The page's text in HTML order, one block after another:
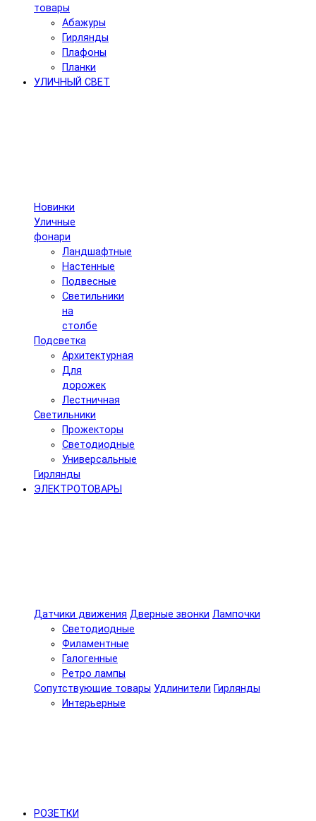
товары
Абажуры
Гирлянды
Плафоны
Планки
УЛИЧНЫЙ СВЕТ
Новинки
Уличные
фонари
Ландшафтные
Настенные
Подвесные
Светильники
на
столбе
Подсветка
Архитектурная
Для
дорожек
Лестничная
Светильники
Прожекторы
Светодиодные
Универсальные
Гирлянды
ЭЛЕКТРОТОВАРЫ
Датчики движения Дверные звонки Лампочки
Светодиодные
Филаментные
Галогенные
Ретро лампы
Сопутствующие товары Удлинители Гирлянды
Интерьерные
РОЗЕТКИ